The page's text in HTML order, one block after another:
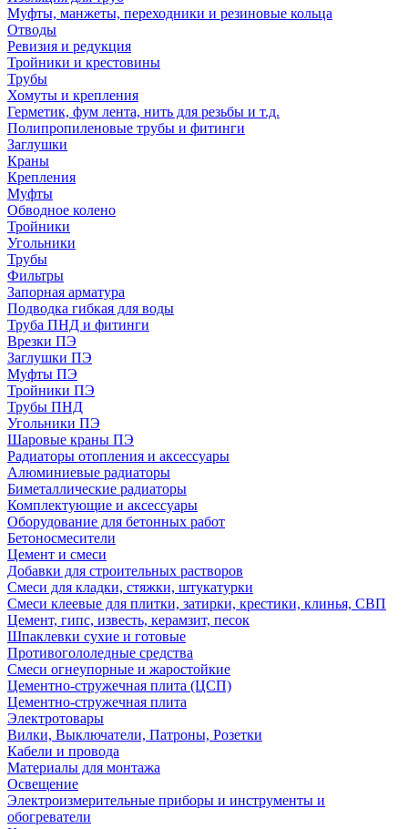
Муфты, манжеты, переходники и резиновые кольца
Отводы
Ревизия и редукция
Тройники и крестовины
Трубы
Хомуты и крепления
Герметик, фум лента, нить для резьбы и т.д.
Полипропиленовые трубы и фитинги
Заглушки
Краны
Крепления
Муфты
Обводное колено
Тройники
Угольники
Трубы
Фильтры
Запорная арматура
Подводка гибкая для воды
Труба ПНД и фитинги
Врезки ПЭ
Заглушки ПЭ
Муфты ПЭ
Тройники ПЭ
Трубы ПНД
Угольники ПЭ
Шаровые краны ПЭ
Радиаторы отопления и аксессуары
Алюминиевые радиаторы
Биметаллические радиаторы
Комплектующие и аксессуары
Оборудование для бетонных работ
Бетоносмесители
Цемент и смеси
Добавки для строительных растворов
Смеси для кладки, стяжки, штукатурки
Смеси клеевые для плитки, затирки, крестики, клинья, СВП
Цемент, гипс, известь, керамзит, песок
Шпаклевки сухие и готовые
Противогололедные средства
Смеси огнеупорные и жаростойкие
Цементно-стружечная плита (ЦСП)
Цементно-стружечная плита
Электротовары
Вилки, Выключатели, Патроны, Розетки
Кабели и провода
Материалы для монтажа
Освещение
Электроизмерительные приборы и инструменты и
обогреватели